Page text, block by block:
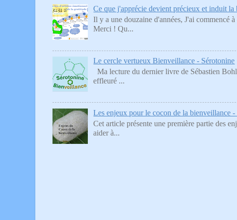
Ce que j'apprécie devient précieux et induit la
Il y a une douzaine d'années, J'ai
Merci ! Qu...
Le cercle vertueux Bienveillance - Sérotonine
Ma lecture du dernier livre de Sébastien
effleuré ...
Les enjeux pour le cocon de la bienveillance -
Cet article présente une première partie des
aider à...